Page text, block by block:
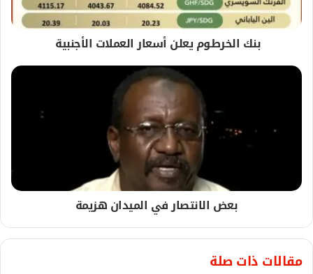
بنك الخرطوم يعلن أسعار العملات الأجنبية
بعض الانتصار في الميدان هزيمة
مقالات ذات صلة